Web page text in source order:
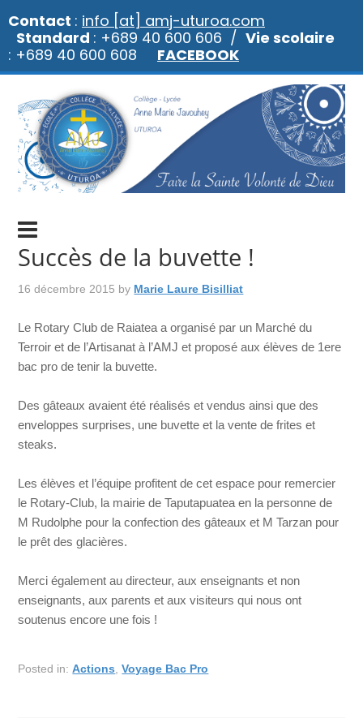
Succès de la buvette !
16 décembre 2015 by Marie Laure Bisilliat
Le Rotary Club de Raiatea a organisé par un Marché du
Terroir et de l’Artisanat à l’AMJ et proposé aux élèves de 1ere
bac pro de tenir la buvette.
Des gâteaux avaient été réalisés et vendus ainsi que des
enveloppes surprises, une buvette et la vente de frites et
steaks.
Les élèves et l’équipe profitent de cet espace pour remercier
le Rotary-Club, la mairie de Taputapuatea en la personne de
M Rudolphe pour la confection des gâteaux et M Tarzan pour
le prêt des glacières.
Merci également au directeur, aux enseignants et non
enseignants, aux parents et aux visiteurs qui nous ont
soutenus encore une fois !
Posted in:Actions ,Voyage Bac Pro
Contact : info [at] amj-uturoa.com
Standard : +689 40 600 606 / Vie scolaire
: +689 40 600 608 FACEBOOK